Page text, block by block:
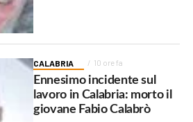
CALABRIA 10 ore fa
Ennesimo incidente sul
lavoro in Calabria: morto il
giovane Fabio Calabrò